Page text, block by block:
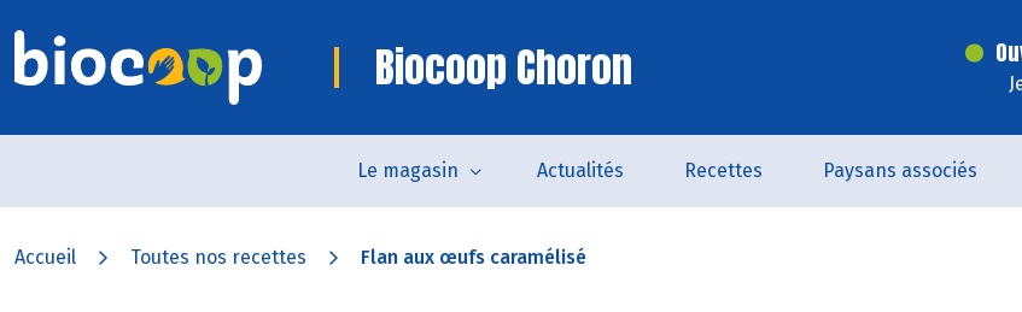
Biocoop Choron
Le magasin Actualités Recettes Paysans associés
Accueil Toutes nos recettes Flan aux œufs caramélisé